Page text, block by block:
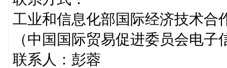
工业和信息化部国际经济技术合
（中国国际贸易促进委员会电子
联系人：彭蓉